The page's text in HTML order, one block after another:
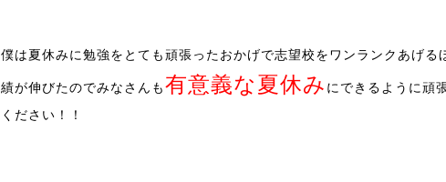
僕は夏休みに勉強をとても頑張ったおかげで志望校をワンランクあげる
績が伸びたのでみなさんも有意義な夏休み にできるように頑
ください！！